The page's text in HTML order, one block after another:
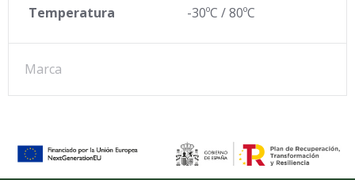
Temperatura -30ºC / 80ºC
Marca